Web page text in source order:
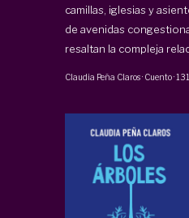
camillas, iglesias y
de avenidas
resaltan la compleja
Claudia Peña Claros· Cuento·